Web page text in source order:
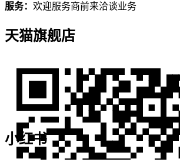
服务： 欢迎服务商前来洽谈业务
天猫旗舰店
小红书